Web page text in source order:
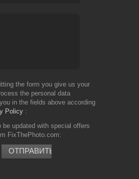
the form you give us your
the personal data
in the fields above according
Policy
be updated with special offers
FixThePhoto.com